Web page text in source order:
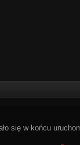
się w końcu